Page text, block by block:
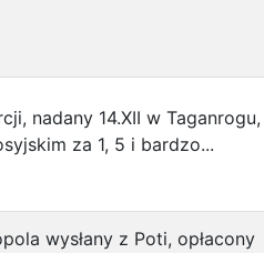
nadany 14.XII w Taganrogu,
za 1, 5 i bardzo...
wysłany z Poti, opłacony